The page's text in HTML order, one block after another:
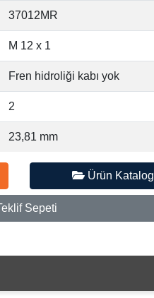
37012MR
M 12 x 1
Fren hidroliği kabı yok
2
23,81 mm
Ürün Katalog
Sepeti